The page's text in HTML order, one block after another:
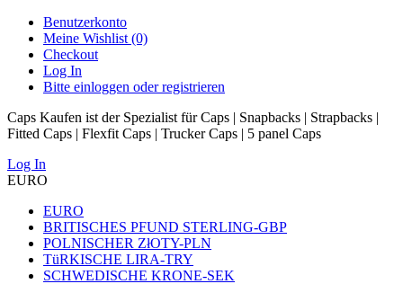
Benutzerkonto
Meine Wishlist (0)
Checkout
Log In
Bitte einloggen oder registrieren
Caps Kaufen ist der Spezialist für Caps | Snapbacks | Strapbacks |
Fitted Caps | Flexfit Caps | Trucker Caps | 5 panel Caps
Log In
EURO
EURO
BRITISCHES PFUND STERLING-GBP
POLNISCHER ZłOTY-PLN
TüRKISCHE LIRA-TRY
SCHWEDISCHE KRONE-SEK